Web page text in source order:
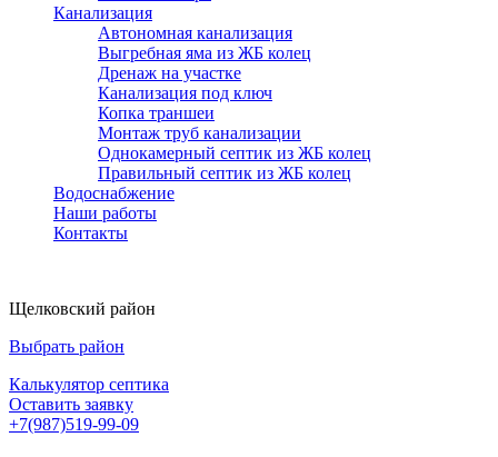
Канализация
Автономная канализация
Выгребная яма из ЖБ колец
Дренаж на участке
Канализация под ключ
Копка траншеи
Монтаж труб канализации
Однокамерный септик из ЖБ колец
Правильный септик из ЖБ колец
Водоснабжение
Наши работы
Контакты
Щелковский район
Выбрать район
Калькулятор септика
Оставить заявку
+7(987)519-99-09